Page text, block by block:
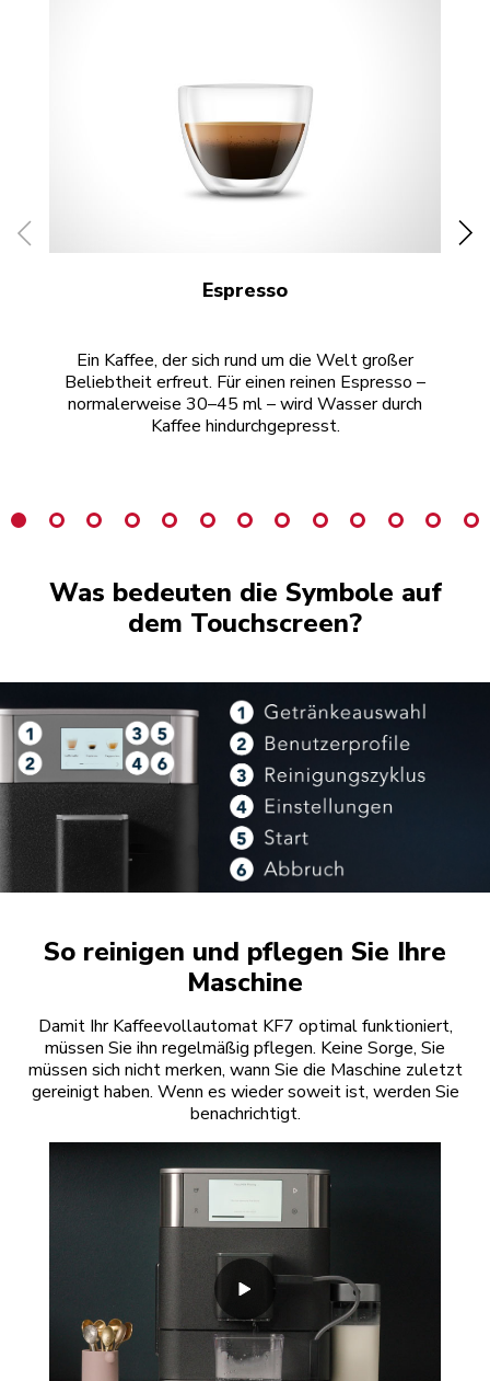
Espresso
Ein Kaffee, der sich rund um die Welt großer
Beliebtheit erfreut. Für einen reinen Espresso –
normalerweise 30–45 ml – wird Wasser durch
Kaffee hindurchgepresst.
Was bedeuten die Symbole auf
dem Touchscreen?
So reinigen und pflegen Sie Ihre
Maschine
Damit Ihr Kaffeevollautomat KF7 optimal funktioniert,
müssen Sie ihn regelmäßig pflegen. Keine Sorge, Sie
müssen sich nicht merken, wann Sie die Maschine zuletzt
gereinigt haben. Wenn es wieder soweit ist, werden Sie
benachrichtigt.